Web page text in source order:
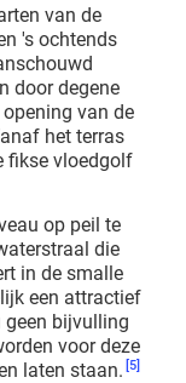
van de
's ochtends
door degene
van de
het terras
fikse vloedgolf
op peil te
die
in de smalle
een attractief
geen bijvulling
voor deze
laten staan. [5]